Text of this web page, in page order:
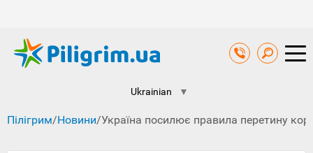
Ukrainian ▼
Пілігрим/Новини/Україна посилює правила перетину